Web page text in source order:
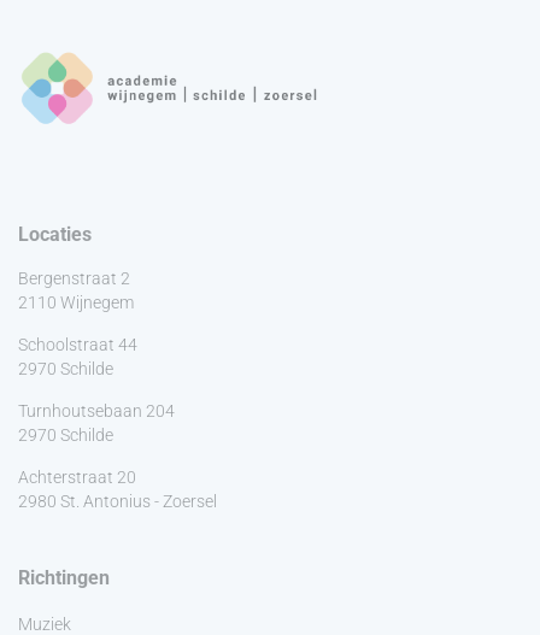
Locaties
Bergenstraat 2
2110 Wijnegem
Schoolstraat 44
2970 Schilde
Turnhoutsebaan 204
2970 Schilde
Achterstraat 20
2980 St. Antonius - Zoersel
Richtingen
Muziek